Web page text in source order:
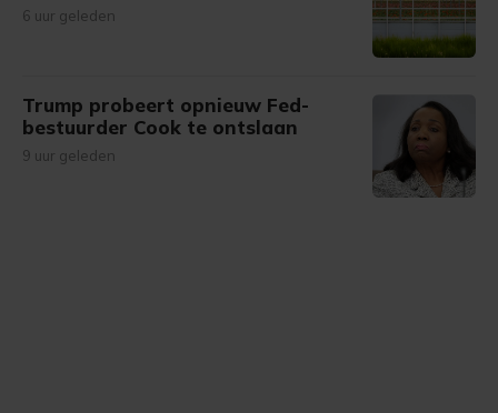
6 uur geleden
Trump probeert opnieuw Fed-
bestuurder Cook te ontslaan
9 uur geleden